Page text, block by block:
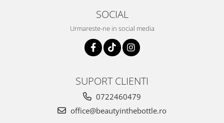
SOCIAL
Urmareste-ne in social media
SUPORT CLIENTI
0722460479
office@beautyinthebottle.ro